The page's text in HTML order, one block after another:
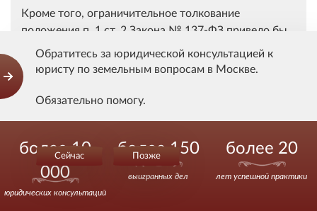
Кроме того, ограничительное толкование
положения п. 1 ст. 2 Закона № 137-ФЗ привело бы
– в нарушение закрепленного в ст. 19 Конституции
Российской Федерации принципа равенства – к
неравному подходу по отношению к собственникам
недвижимого имущества как субъектам права,
По смыслу данного законоположения и с учетом
преследуемых законодателем общих целей
правового регулирования, любой собственник
недвижимого имущества, выкупленного у
Обратитесь за юридической консультацией к
юристу по земельным вопросам в Москве.
Обязательно помогу.
Сейчас Позже
более 10
000
юридических консультаций
более 150
выигранных дел
более 20
лет успешной практики